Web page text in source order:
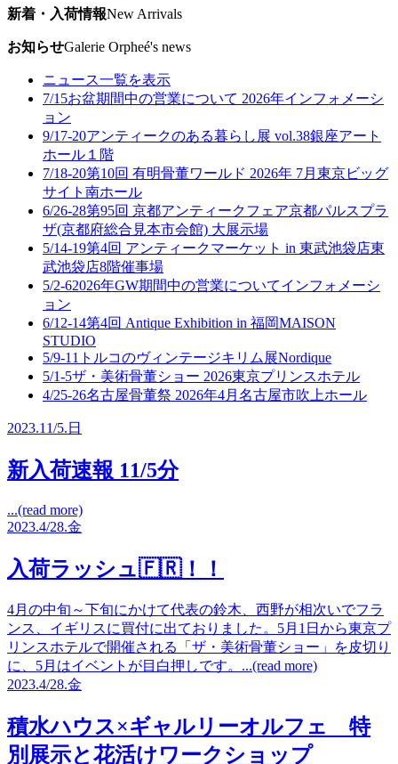
新着・入荷情報New Arrivals
お知らせGalerie Orpheé's news
ニュース一覧を表示
7/15お盆期間中の営業について 2026年インフォメーシ
ョン
9/17-20アンティークのある暮らし展 vol.38銀座アート
ホール１階
7/18-20第10回 有明骨董ワールド 2026年 7月 東京ビッグ
サイト南ホール
6/26-28第95回 京都アンティークフェア京都パルスプラ
ザ(京都府総合見本市会館) 大展示場
5/14-19第4回 アンティークマーケット in 東武池袋店東
武池袋店8階催事場
5/2-62026年GW期間中の営業についてインフォメーシ
ョン
6/12-14第4回 Antique Exhibition in 福岡MAISON
STUDIO
5/9-11 トルコのヴィンテージキリム展Nordique
5/1-5ザ・美術骨董ショー 2026東京プリンスホテル
4/25-26名古屋骨董祭 2026年4月 名古屋市吹上ホール
2023.11/5. 日
新入荷速報 11/5分
...(read more)
2023.4/28.金
入荷ラッシュ🇫🇷！！
4月の中旬～下旬にかけて代表の鈴木、西野が相次いでフラ
ンス、イギリスに買付に出ておりました。5月1日から東京プ
リンスホテルで開催される「ザ・美術骨董ショー」を皮切り
に、5月はイベントが目白押しです。...(read more)
2023.4/28.金
積水ハウス×ギャルリーオルフェ 特
別展示と花活けワークショップ